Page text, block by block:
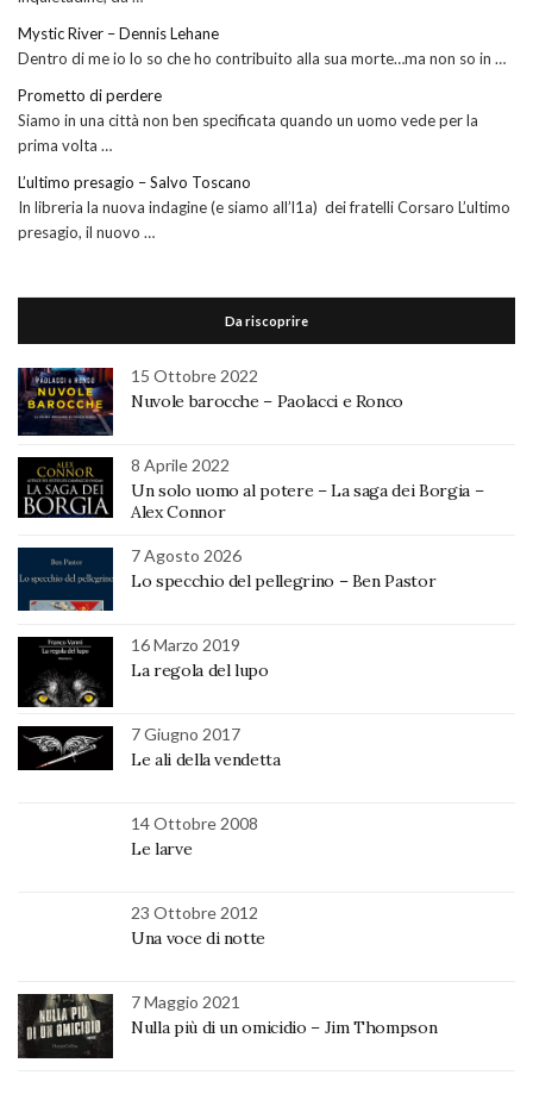
Mystic River – Dennis Lehane
Dentro di me io lo so che ho contribuito alla sua morte…ma non so in …
Prometto di perdere
Siamo in una città non ben specificata quando un uomo vede per la
prima volta …
L’ultimo presagio – Salvo Toscano
In libreria la nuova indagine (e siamo all’l1a) dei fratelli Corsaro L’ultimo
presagio, il nuovo …
Da riscoprire
15 Ottobre 2022
Nuvole barocche – Paolacci e Ronco
8 Aprile 2022
Un solo uomo al potere – La saga dei Borgia –
Alex Connor
7 Agosto 2026
Lo specchio del pellegrino – Ben Pastor
16 Marzo 2019
La regola del lupo
7 Giugno 2017
Le ali della vendetta
14 Ottobre 2008
Le larve
23 Ottobre 2012
Una voce di notte
7 Maggio 2021
Nulla più di un omicidio – Jim Thompson